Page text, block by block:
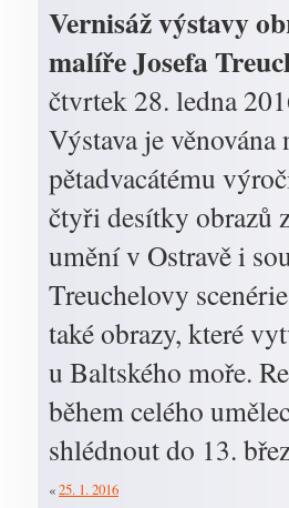
Vernisáž výstavy
malíře Josefa
čtvrtek 28. ledna
Výstava je věnována
pětadvacátému
čtyři desítky obrazů
umění v Ostravě i
Treuchelovy
také obrazy, které
u Baltského moře.
během celého
shlédnout do 13.
«25. 1. 2016